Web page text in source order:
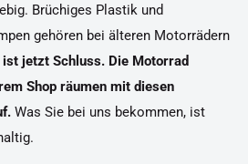
Brüchiges Plastik und
gehören bei älteren Motorrädern
ist jetzt Schluss. Die Motorrad
Shop räumen mit diesen
Was Sie bei uns bekommen, ist